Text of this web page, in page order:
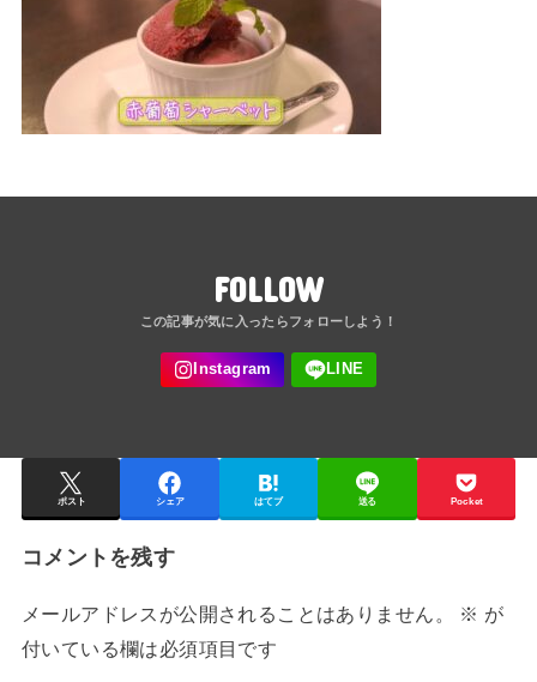
FOLLOW
ポスト シェア はてブ 送る Pocket
コメントを残す
メールアドレスが公開されることはありません。 ※ が
付いている欄は必須項目です